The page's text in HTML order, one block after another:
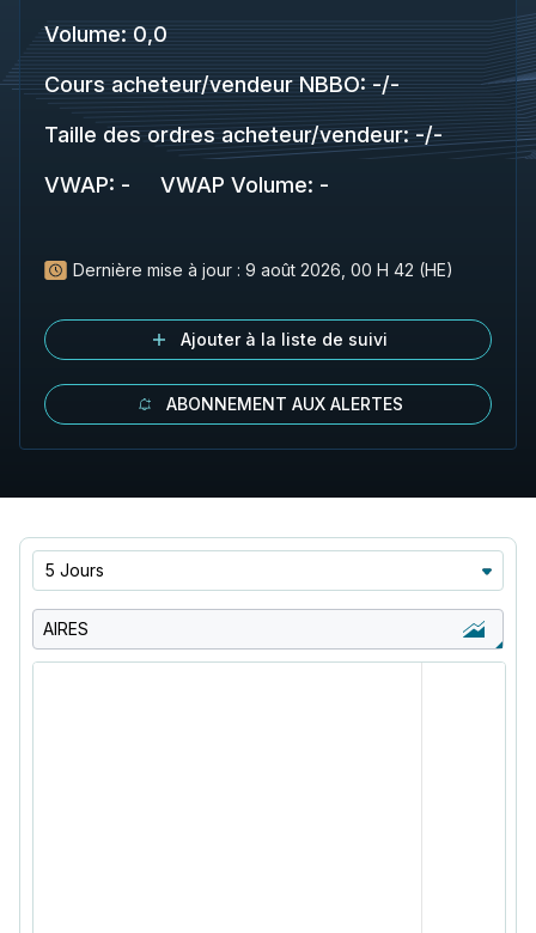
Volume: 0,0
Cours acheteur/vendeur NBBO: -/-
Taille des ordres acheteur/vendeur: -/-
VWAP: - VWAP Volume: -
Dernière mise à jour : 9 août 2026, 00 H 42 (HE)
Ajouter à la liste de suivi
ABONNEMENT AUX ALERTES
5 Jours
AIRES